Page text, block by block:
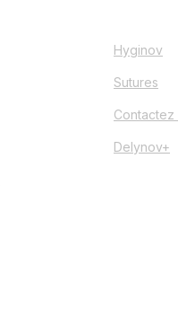
Hyginov
Sutures
Contactez
Delynov+